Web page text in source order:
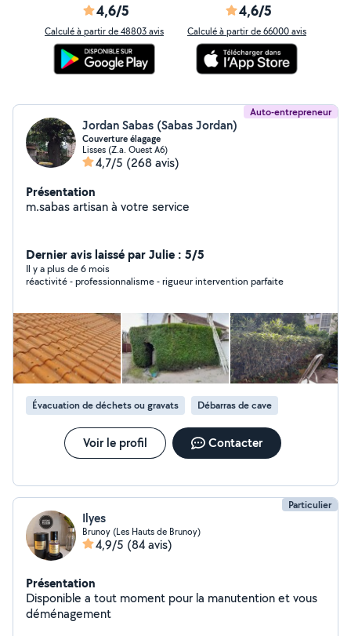
4,6/5
Calculé à partir de 48803 avis
4,6/5
Calculé à partir de 66000 avis
Auto-entrepreneur
Jordan Sabas (Sabas Jordan)
Couverture élagage
Lisses (Z.a. Ouest A6)
4,7/5 (268 avis)
Présentation
m.sabas artisan à votre service
Dernier avis laissé par Julie : 5/5
Il y a plus de 6 mois
réactivité - professionnalisme - rigueur intervention parfaite
Évacuation de déchets ou gravats Débarras de cave
Voir le profil Contacter
Particulier
Ilyes
Brunoy (Les Hauts de Brunoy)
4,9/5 (84 avis)
Présentation
Disponible a tout moment pour la manutention et vous
déménagement